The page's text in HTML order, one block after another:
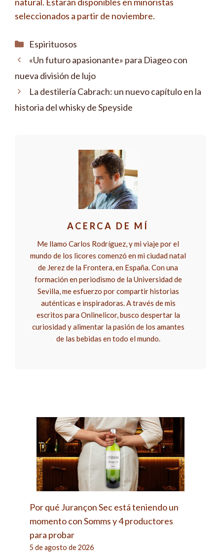
seleccionados a partir de noviembre.
Categorías
Espirituosos
«Un futuro apasionante» para Diageo con
nueva división de lujo
La destilería Cabrach: un nuevo capítulo en la
historia del whisky de Speyside
ACERCA DE MÍ
Me llamo Carlos Rodríguez, y mi viaje por el
mundo de los licores comenzó en mi ciudad natal
de Jerez de la Frontera, en España. Con una
formación en periodismo de la Universidad de
Sevilla, me esfuerzo por compartir historias
auténticas e inspiradoras. A través de mis
escritos para Onlinelicor, busco despertar la
curiosidad y alimentar la pasión de los amantes
de las bebidas en todo el mundo.
Por qué Jurançon Sec está teniendo un
momento con Somms y 4 productores
para probar
5 de agosto de 2026